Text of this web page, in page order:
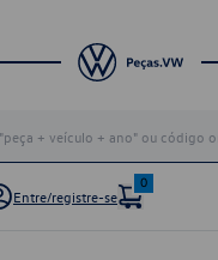
Entre/registre-se
0